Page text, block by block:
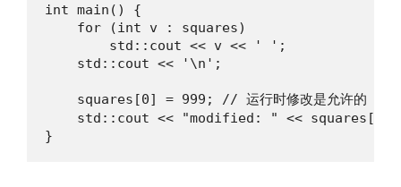
int main() {
    for (int v : squares)
        std::cout << v << ' ';
    std::cout << '\n';
    squares[0] = 999; // 运行时修改是允许的
std::cout << "modified: " << squares[0]
}